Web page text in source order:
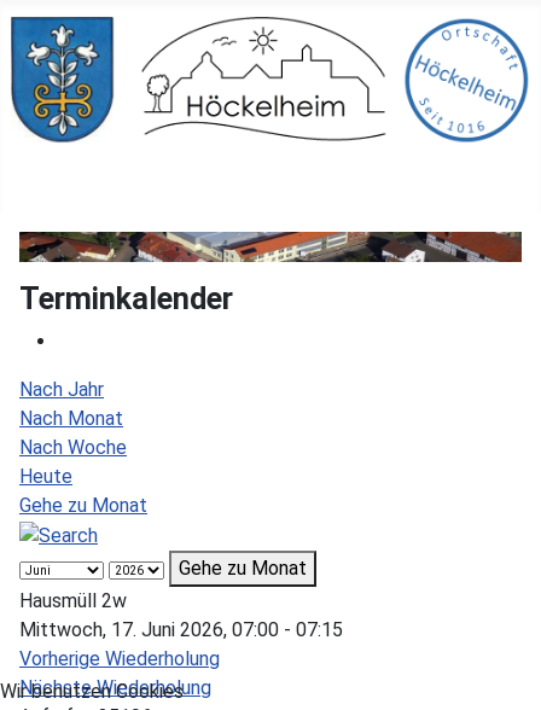
Terminkalender
Nach Jahr
Nach Monat
Nach Woche
Heute
Gehe zu Monat
Gehe zu Monat
Hausmüll 2w
Mittwoch, 17. Juni 2026, 07:00 - 07:15
Vorherige Wiederholung
Nächste Wiederholung
Wir benutzen Cookies